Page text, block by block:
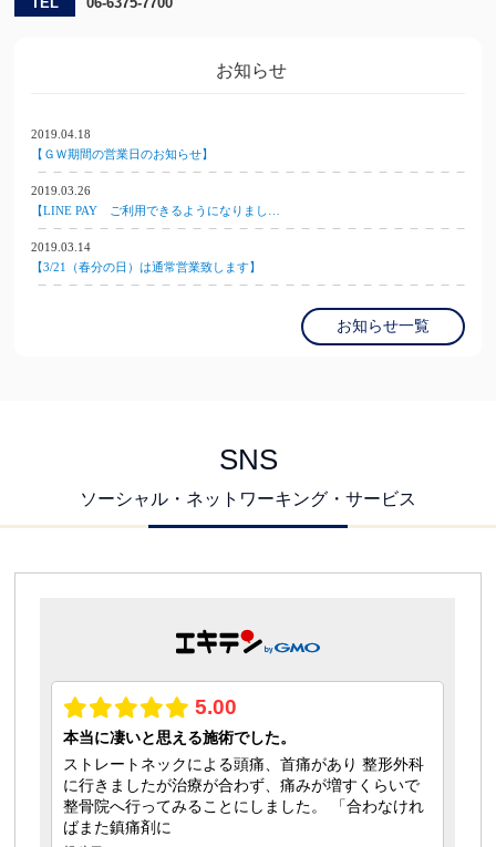
お知らせ
2019.04.18
【ＧＷ期間の営業日のお知らせ】
2019.03.26
【LINE PAY ご利用できるようになりまし…
2019.03.14
【3/21（春分の日）は通常営業致します】
お知らせ一覧
SNS
ソーシャル・ネットワーキング・サービス